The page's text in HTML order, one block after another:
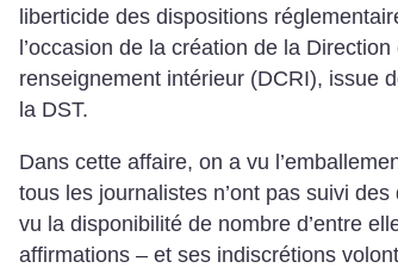
liberticide des dispositions
l’occasion de la création de la
renseignement intérieur (DCRI), issue
la DST.
Dans cette affaire, on a vu
tous les journalistes n’ont pas suivi
vu la disponibilité de nombre d’entre
affirmations – et ses indiscrétions